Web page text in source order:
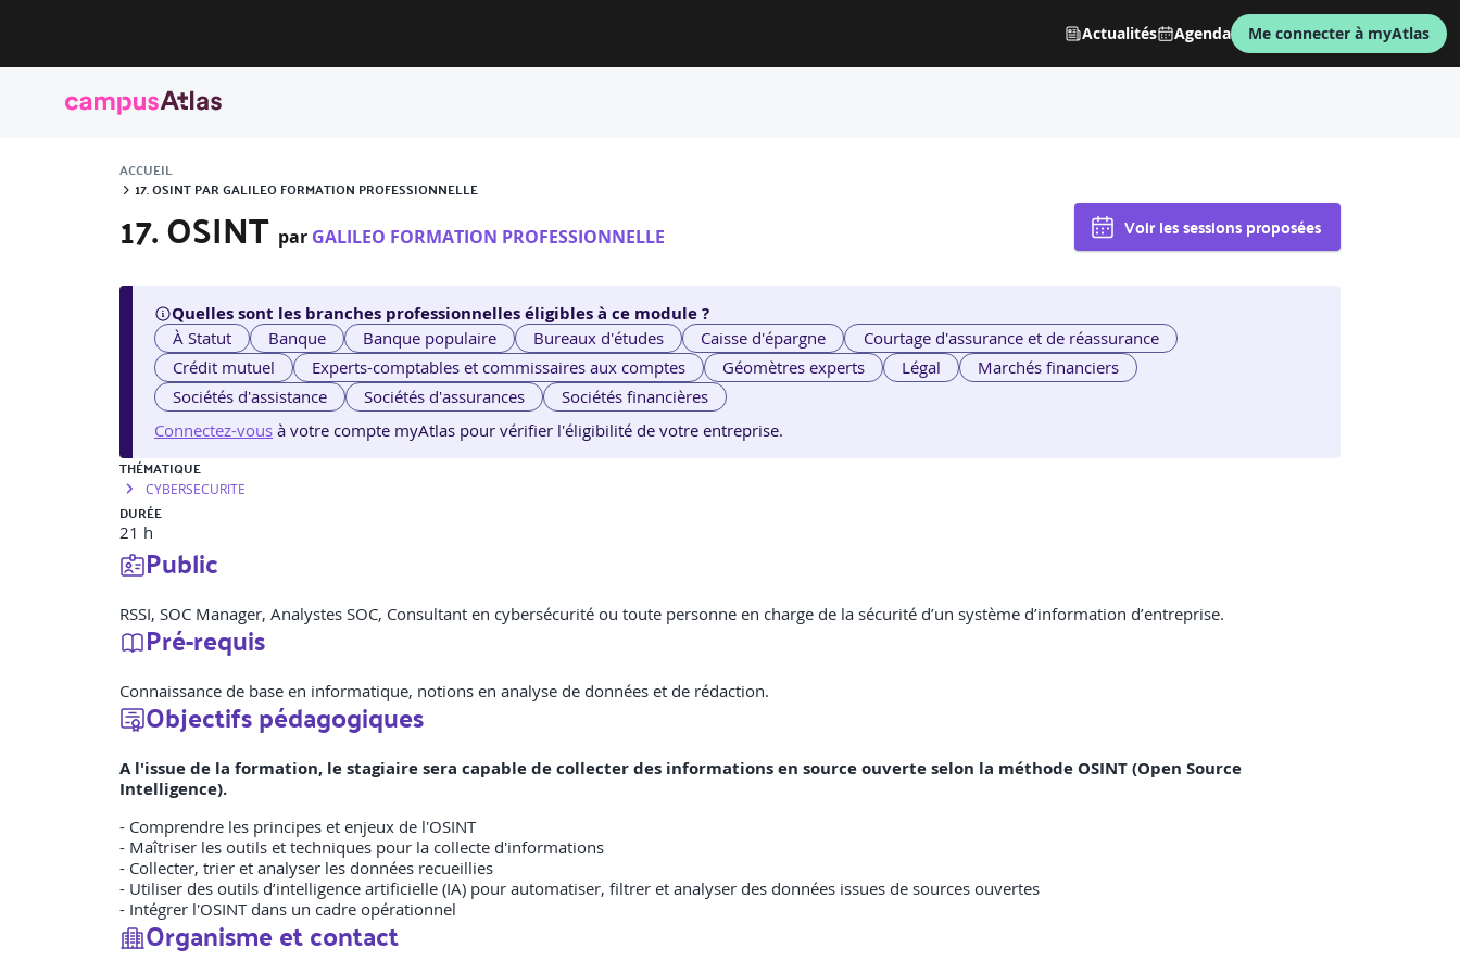
Actualités Agenda Me connecter à myAtlas
ACCUEIL
17. OSINT PAR GALILEO FORMATION PROFESSIONNELLE
17. OSINT par GALILEO FORMATION PROFESSIONNELLE Voir les sessions proposées
Quelles sont les branches professionnelles éligibles à ce module ?
À Statut Banque Banque populaire Bureaux d'études Caisse d'épargne
Courtage d'assurance et de réassurance
Crédit mutuel
Experts-comptables et commissaires aux comptes Géomètres experts Légal
Marchés financiers
Sociétés d'assistance
Sociétés d'assurances
Sociétés financières
Connectez-vous à votre compte myAtlas pour vérifier l'éligibilité de votre entreprise.
THÉMATIQUE
CYBERSECURITE
DURÉE
21 h
Public
RSSI, SOC Manager, Analystes SOC, Consultant en cybersécurité ou toute personne en charge de la sécurité d’un système d’information d’entreprise.
Pré-requis
Connaissance de base en informatique, notions en analyse de données et de rédaction.
Objectifs pédagogiques
A l'issue de la formation, le stagiaire sera capable de collecter des informations en source ouverte selon la méthode OSINT (Open Source
Intelligence).
- Comprendre les principes et enjeux de l'OSINT
- Maîtriser les outils et techniques pour la collecte d'informations
- Collecter, trier et analyser les données recueillies
- Utiliser des outils d’intelligence artificielle (IA) pour automatiser, filtrer et analyser des données issues de sources ouvertes
- Intégrer l'OSINT dans un cadre opérationnel
Organisme et contact